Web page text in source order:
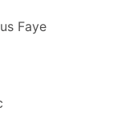
Faye